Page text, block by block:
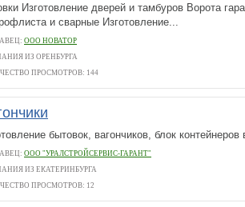
Изготовление дверей и тамбуров Ворота
и сварные Изготовление...
ООО HОВАТОР
ИЗ ОРЕНБУРГА
ПРОСМОТРОВ: 144
бытовок, вагончиков, блок
ООО "УРАЛСТРОЙСЕРВИС-ГАРАНТ"
ИЗ ЕКАТЕРИНБУРГА
ПРОСМОТРОВ: 12